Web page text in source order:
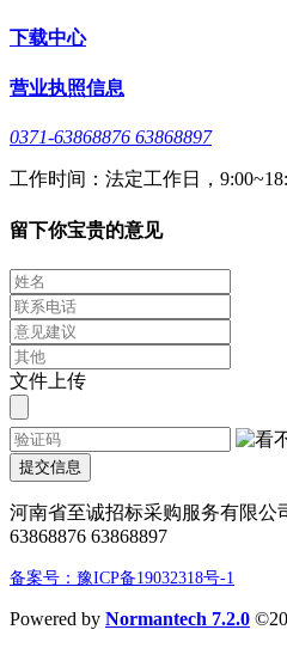
下载中心
营业执照信息
0371-63868876 63868897
工作时间：法定工作日，
留下你宝贵的意见
文件上传
提交信息
河南省至诚招标采购服务有限公
63868876 63868897
备案号：豫ICP备19032318号-1
Powered by Normantech 7.2.0